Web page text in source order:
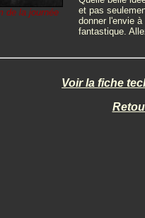
de la journée
et pas
donner l'envie
fantastique.
Voir la fiche